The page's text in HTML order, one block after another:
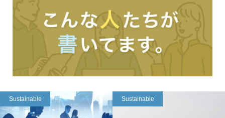
Sustainable Sustainable